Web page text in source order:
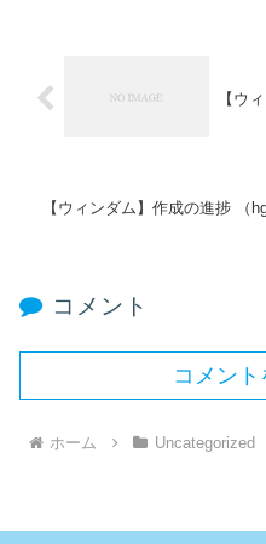
【ウ
【ウィンダム】作成の進捗 （
コメント
コメン
ホーム Uncategorized